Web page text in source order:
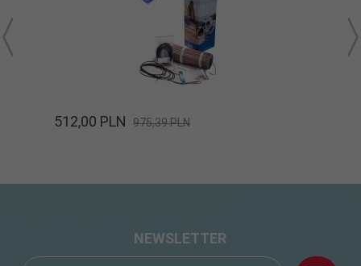
512,00 PLN 975,39 PLN
NEWSLETTER